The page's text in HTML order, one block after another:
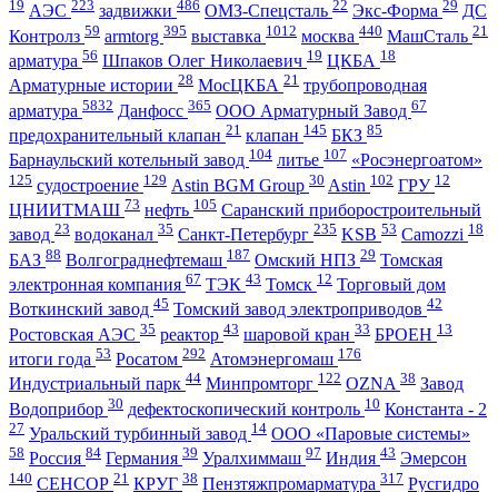
19 АЭС 223 задвижки 486 ОМЗ-Спецсталь 22 Экс-Форма 29 ДС
Контролз 59 armtorg 395 выставка 1012 москва 440 МашСталь 21
арматура 56 Шпаков Олег Николаевич 19 ЦКБА 18
Арматурные истории 28 МосЦКБА 21 трубопроводная
арматура 5832 Данфосс 365 ООО Арматурный Завод 67
предохранительный клапан 21 клапан 145 БКЗ 85
Барнаульский котельный завод 104 литье 107 «Росэнергоатом»
125 судостроение 129 Astin BGM Group 30 Astin 102 ГРУ 12
ЦНИИТМАШ 73 нефть 105 Саранский приборостроительный
завод 23 водоканал 35 Санкт-Петербург 235 KSB 53 Camozzi 18
БАЗ 88 Волгограднефтемаш 187 Омский НПЗ 29 Томская
электронная компания 67 ТЭК 43 Томск 12 Торговый дом
Воткинский завод 45 Томский завод электроприводов 42
Ростовская АЭС 35 реактор 43 шаровой кран 33 БРОЕН 13
итоги года 53 Росатом 292 Атомэнергомаш 176
Индустриальный парк 44 Минпромторг 122 OZNA 38 Завод
Водоприбор 30 дефектоскопический контроль 10 Константа - 2
27 Уральский турбинный завод 14 ООО «Паровые системы»
58 Россия 84 Германия 39 Уралхиммаш 97 Индия 43 Эмерсон
140 СЕНСОР 21 КРУГ 38 Пензтяжпромарматура 317 Русгидро